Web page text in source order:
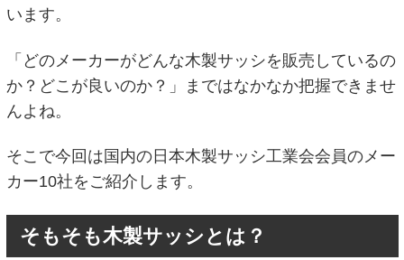
います。
「どのメーカーがどんな木製サッシを販売しているの
か？どこが良いのか？」まではなかなか把握できませ
んよね。
そこで今回は国内の日本木製サッシ工業会会員のメー
カー10社をご紹介します。
そもそも木製サッシとは？